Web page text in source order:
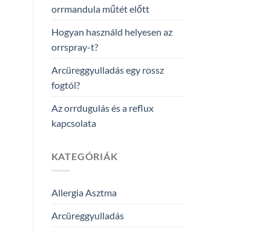
orrmandula műtét előtt
Hogyan használd helyesen az
orrspray-t?
Arcüreggyulladás egy rossz
fogtól?
Az orrdugulás és a reflux
kapcsolata
KATEGÓRIÁK
Allergia Asztma
Arcüreggyulladás